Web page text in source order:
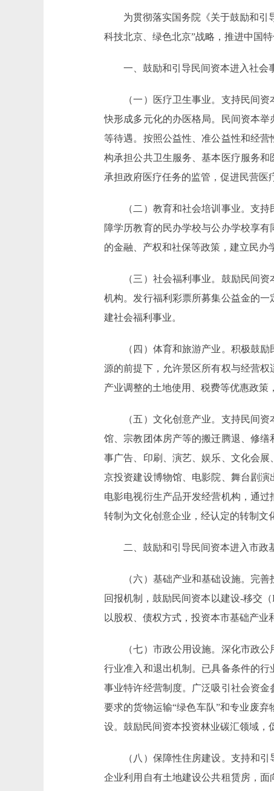
为贯彻落实国务院《关于鼓励和引导
科技北京、绿色北京”战略，推进中国
一、鼓励和引导民间资本进入社会
（一）医疗卫生事业。支持民间资
快形成多元化的办医格局。民间资本
等待遇。按照公益性、准公益性和经
构承担公共卫生服务、基本医疗服务
承担政府医疗任务的监管，促进民营医
（二）教育和社会培训事业。支持
障学历教育的民办学校与公办学校享
的金融、产权和社保等政策，建立民办
（三）社会福利事业。鼓励民间资本
机构。发行福利彩票所募集公益金的
建社会福利事业。
（四）体育和旅游产业。积极鼓励
源的前提下，允许景区所有权与经营
产业调整的土地使用、税费等优惠政策
（五）文化创意产业。支持民间资
馆、宗教团体房产等的搬迁腾退、修
事广告、印刷、演艺、娱乐、文化会
京投资建设博物馆、电影院、舞台剧
电影电视衍生产品开发经营机构，通
转制为文化创意企业，经认定的转制文
二、鼓励和引导民间资本进入市政
（六）基础产业和基础设施。完善
回报机制，鼓励民间资本以建设-移交
以股权、债权方式，投资本市基础产业
（七）市政公用设施。深化市政公
行业准入和退出机制。已具备条件的
事业特许经营制度。广泛吸引社会资
要求的货物运输“绿色车队”和专业废
设。鼓励民间资本投资林业碳汇领域，
（八）保障性住房建设。支持和引
企业利用自有土地建设公共租赁房，